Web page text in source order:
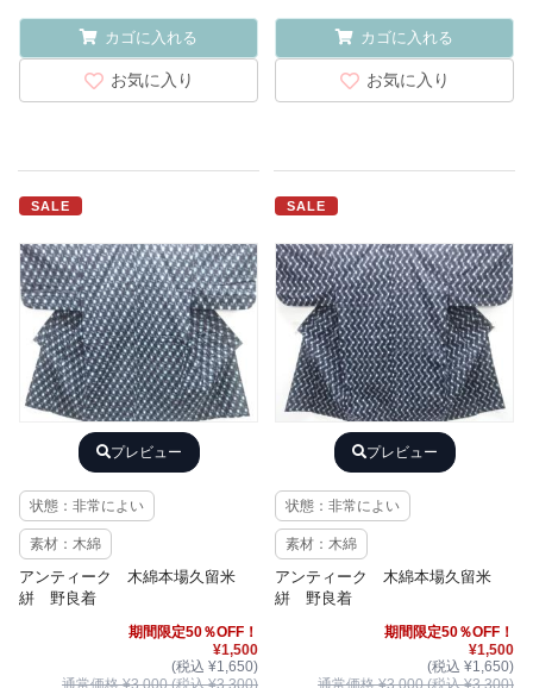
カゴに入れる
お気に入り
カゴに入れる
お気に入り
SALE
プレビュー
状態：非常によい
素材：木綿
アンティーク 木綿本場久留米
絣 野良着
期間限定50％OFF！
¥1,500
(税込 ¥1,650)
SALE
プレビュー
状態：非常によい
素材：木綿
アンティーク 木綿本場久留米
絣 野良着
期間限定50％OFF！
¥1,500
(税込 ¥1,650)